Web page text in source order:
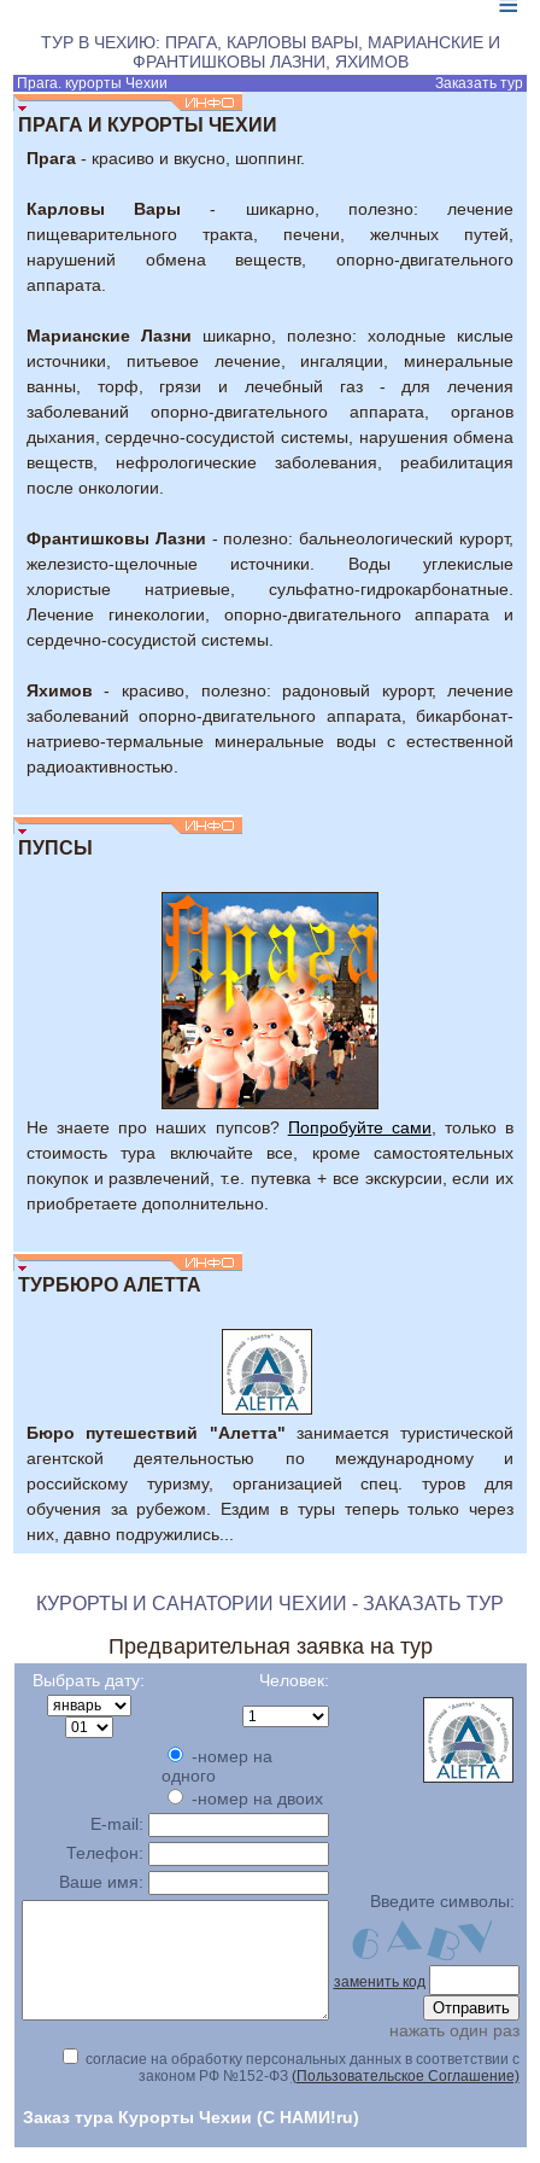
ТУР В ЧЕХИЮ: ПРАГА, КАРЛОВЫ ВАРЫ, МАРИАНСКИЕ И
ФРАНТИШКОВЫ ЛАЗНИ, ЯХИМОВ
Прага. курорты Чехии Заказать тур
ПРАГА И КУРОРТЫ ЧЕХИИ
Прага- красиво и вкусно, шоппинг.
Карловы Вары - шикарно, полезно: лечение
пищеварительного тракта, печени, желчных путей,
нарушений обмена веществ, опорно-двигательного
аппарата.
Марианские Лазни шикарно, полезно: холодные кислые
источники, питьевое лечение, ингаляции, минеральные
ванны, торф, грязи и лечебный газ - для лечения
заболеваний опорно-двигательного аппарата, органов
дыхания, сердечно-сосудистой системы, нарушения обмена
веществ, нефрологические заболевания, реабилитация
после онкологии.
Франтишковы Лазни - полезно: бальнеологический курорт,
железисто-щелочные источники. Воды углекислые
хлористые натриевые, сульфатно-гидрокарбонатные.
Лечение гинекологии, опорно-двигательного аппарата и
сердечно-сосудистой системы.
Яхимов - красиво, полезно: радоновый курорт, лечение
заболеваний опорно-двигательного аппарата, бикарбонат-
натриево-термальные минеральные воды с естественной
радиоактивностью.
ПУПСЫ
Не знаете про наших пупсов? Попробуйте сами , только в
стоимость тура включайте все, кроме самостоятельных
покупок и развлечений, т.е. путевка + все экскурсии, если их
приобретаете дополнительно.
ТУРБЮРО АЛЕТТА
Бюро путешествий "Алетта" занимается туристической
агентской деятельностью по международному и
российскому туризму, организацией спец. туров для
обучения за рубежом. Ездим в туры теперь только через
них, давно подружились...
КУРОРТЫ И САНАТОРИИ ЧЕХИИ - ЗАКАЗАТЬ ТУР
Предварительная заявка на тур
Выбрать дату: Человек:
Введите символы:
заменить код
нажать один раз
-номер на
одного
-номер на двоих
E-mail:
Телефон:
Ваше имя:
согласие на обработку персональных данных в соответствии с
законом РФ №152-ФЗ (Пользовательское Соглашение)
Заказ тура Курорты Чехии (С НАМИ!ru)